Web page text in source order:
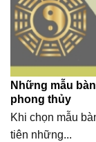
Những mẫu
phong thủy
Khi chọn mẫu
tiên những...